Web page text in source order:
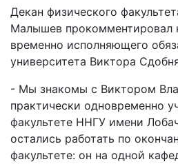
Декан физического
Малышев прокомментировал
временно исполняющего
университета Виктора
- Мы знакомы с Виктором
практически одновременно
факультете ННГУ имени
остались работать по
факультете: он на одной